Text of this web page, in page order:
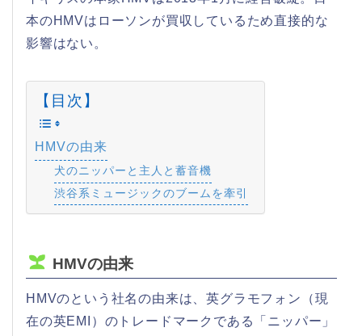
本のHMVはローソンが買収しているため直接的な
影響はない。
【目次】
HMVの由来
犬のニッパーと主人と蓄音機
渋谷系ミュージックのブームを牽引
HMVの由来
HMVのという社名の由来は、英グラモフォン（現
在の英EMI）のトレードマークである「ニッパー」